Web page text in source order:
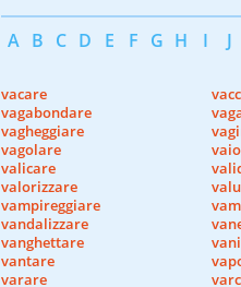
A B C D E F G H I J
vacare
vagabondare
vagheggiare
vagolare
valicare
valorizzare
vampireggiare
vandalizzare
vanghettare
vantare
varare